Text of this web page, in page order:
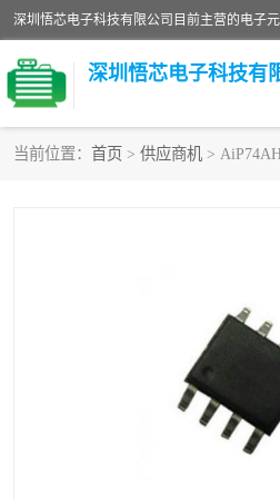
深圳悟芯电子科技有
当前位置： 首页 > 供应商机 >